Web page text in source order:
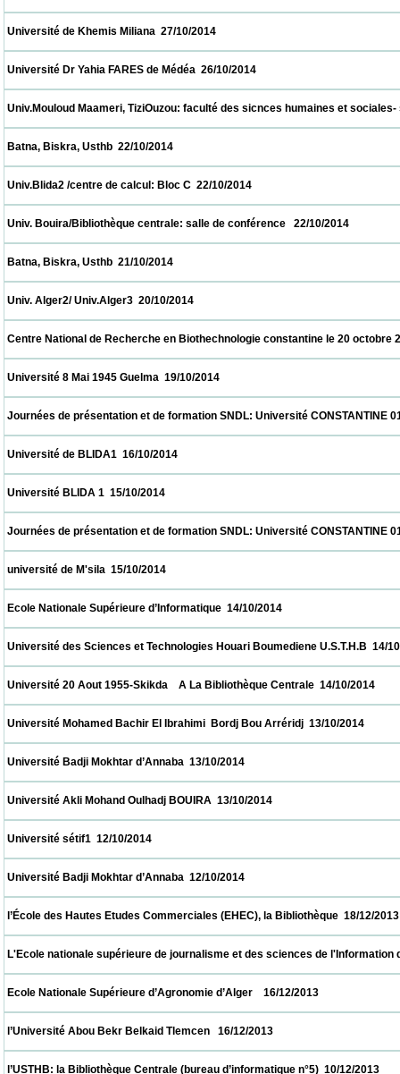
Université de Khemis Miliana  27/10/2014
Université Dr Yahia FARES de Médéa  26/10/2014
Univ.Mouloud Maameri, TiziOuzou: faculté des sicnces humaines et
Batna, Biskra, Usthb  22/10/2014
Univ.Blida2 /centre de calcul: Bloc C  22/10/2014
Univ. Bouira/Bibliothèque centrale: salle de conférence   22/10/
Batna, Biskra, Usthb  21/10/2014
Univ. Alger2/ Univ.Alger3  20/10/2014
Centre National de Recherche en Biothechnologie constantine le
Université 8 Mai 1945 Guelma  19/10/2014
Journées de présentation et de formation SNDL: Université
Université de BLIDA1  16/10/2014
Université BLIDA 1  15/10/2014
Journées de présentation et de formation SNDL: Université
université de M'sila  15/10/2014
Ecole Nationale Supérieure d’Informatique  14/10/2014
Université des Sciences et Technologies Houari Boumediene
Université 20 Aout 1955-Skikda    A La Bibliothèque Centrale
Université Mohamed Bachir El Ibrahimi  Bordj Bou Arréridj  13/
Université Badji Mokhtar d’Annaba  13/10/2014
Université Akli Mohand Oulhadj BOUIRA  13/10/2014
Université sétif1  12/10/2014
Université Badji Mokhtar d’Annaba  12/10/2014
l’École des Hautes Etudes Commerciales (EHEC), la
L'Ecole nationale supérieure de journalisme et des sciences de
Ecole Nationale Supérieure d’Agronomie d’Alger    16/12/2013
l’Université Abou Bekr Belkaid Tlemcen   16/12/2013
l’USTHB: la Bibliothèque Centrale (bureau d’informatique n°5)